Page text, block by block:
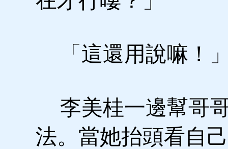
「這還用說嘛！
李美桂一邊幫哥
法。當她抬頭看自